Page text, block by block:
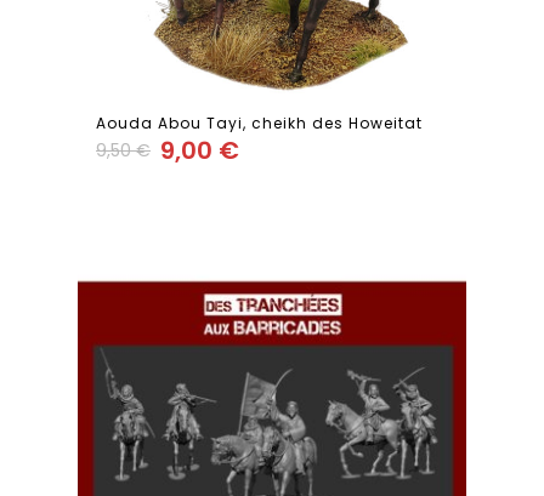
Aouda Abou Tayi, cheikh des Howeitat
9,50€ 9,00 €